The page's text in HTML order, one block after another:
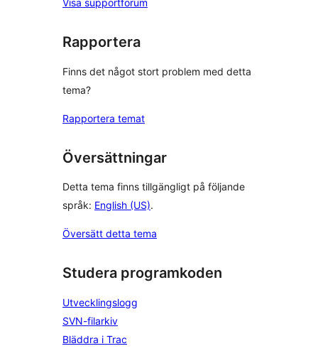
Visa supportforum
Rapportera
Finns det något stort problem med detta
tema?
Rapportera temat
Översättningar
Detta tema finns tillgängligt på följande
språk: English (US).
Översätt detta tema
Studera programkoden
Utvecklingslogg
SVN-filarkiv
Bläddra i Trac